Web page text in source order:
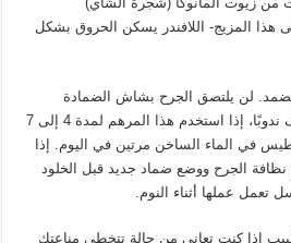
هذا المزيج- اللافندر يسكن الحروق بشكل
لن يلتصق الجرح بشاش الضمادة
وسيشفي بسرعة ولن يخلف ندوبًا، إذا استخدم هذا المرهم لمدة 4 إلى 7
في الماء الساخن مرتين في اليوم. إذا
نظافة الجرح ووضع ضماد جديد قبل الخلود
تعمل عملها أثناء النوم.
إذا كنت تعاني من حالة تتخطى مناعتك